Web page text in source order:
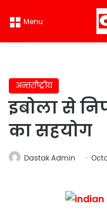
Menu
अन्तर्राष्ट्रीय
इबोला से
का सहयोग
Dastak Admin